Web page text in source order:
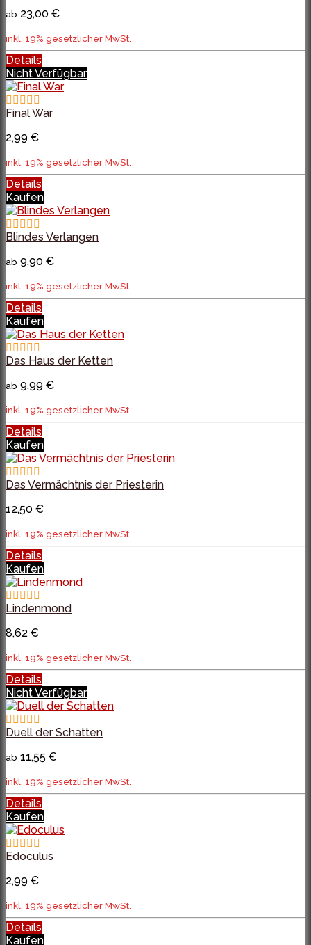
ab 23,00 €
inkl. 19% gesetzlicher MwSt.
Details
Nicht Verfügbar
Final War
2,99 €
inkl. 19% gesetzlicher MwSt.
Details
Kaufen
Blindes Verlangen
ab 9,90 €
inkl. 19% gesetzlicher MwSt.
Details
Kaufen
Das Haus der Ketten
ab 9,99 €
inkl. 19% gesetzlicher MwSt.
Details
Kaufen
Das Vermächtnis der Priesterin
12,50 €
inkl. 19% gesetzlicher MwSt.
Details
Kaufen
Lindenmond
8,62 €
inkl. 19% gesetzlicher MwSt.
Details
Nicht Verfügbar
Duell der Schatten
ab 11,55 €
inkl. 19% gesetzlicher MwSt.
Details
Kaufen
Edoculus
2,99 €
inkl. 19% gesetzlicher MwSt.
Details
Kaufen